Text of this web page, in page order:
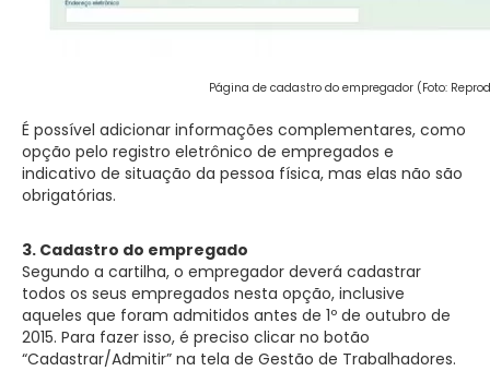
Página de cadastro do empregador (Foto:
É possível adicionar informações complementares, como
opção pelo registro eletrônico de empregados e
indicativo de situação da pessoa física, mas elas não são
obrigatórias.
3. Cadastro do empregado
Segundo a cartilha, o empregador deverá cadastrar
todos os seus empregados nesta opção, inclusive
aqueles que foram admitidos antes de 1º de outubro de
2015. Para fazer isso, é preciso clicar no botão
“Cadastrar/Admitir” na tela de Gestão de Trabalhadores.